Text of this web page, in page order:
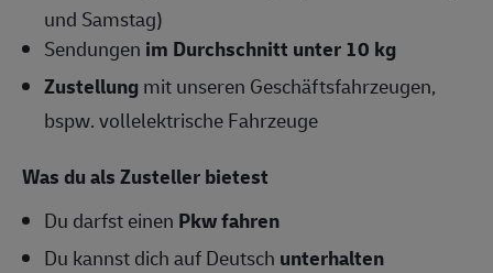
und Samstag)
Sendungen im Durchschnitt unter 10 kg
Zustellungmit unseren Geschäftsfahrzeugen,
bspw. vollelektrische Fahrzeuge
Was du als Zusteller bietest
Du darfst einen Pkw fahren
Du kannst dich auf Deutsch unterhalten